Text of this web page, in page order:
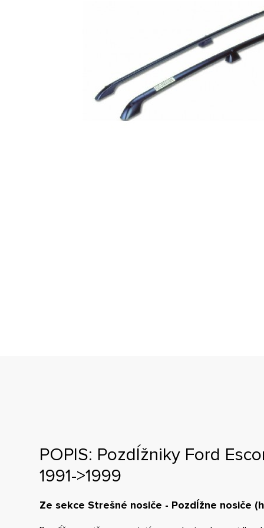
POPIS: Pozdĺžniky Ford
1991->1999
Ze sekce Strešné nosiče - Pozdĺžne nosiče